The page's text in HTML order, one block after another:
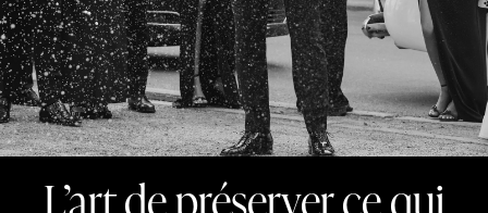
L’art de préserver ce qui